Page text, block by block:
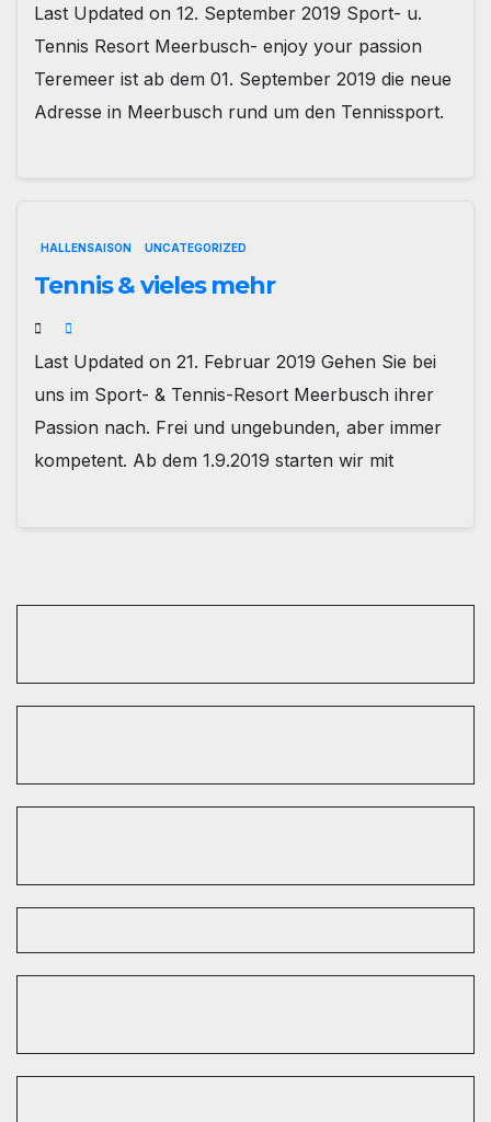
Last Updated on 12. September 2019 Sport- u.
Tennis Resort Meerbusch- enjoy your passion
Teremeer ist ab dem 01. September 2019 die neue
Adresse in Meerbusch rund um den Tennissport.
HALLENSAISON UNCATEGORIZED
Tennis & vieles mehr
Last Updated on 21. Februar 2019 Gehen Sie bei
uns im Sport- & Tennis-Resort Meerbusch ihrer
Passion nach. Frei und ungebunden, aber immer
kompetent. Ab dem 1.9.2019 starten wir mit